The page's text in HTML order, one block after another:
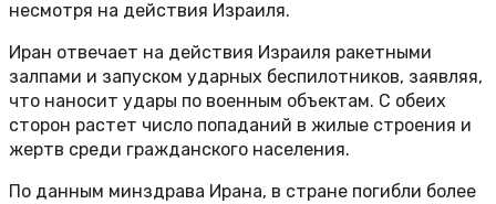
несмотря на действия Израиля.
Иран отвечает на действия Израиля ракетными
залпами и запуском ударных беспилотников, заявляя,
что наносит удары по военным объектам. С обеих
сторон растет число попаданий в жилые строения и
жертв среди гражданского населения.
По данным минздрава Ирана, в стране погибли более